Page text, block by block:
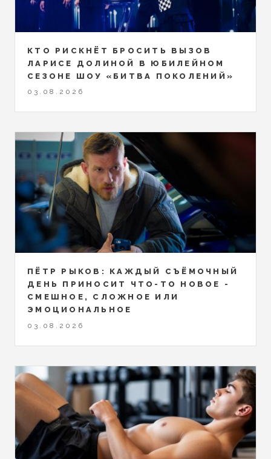
КТО РИСКНЁТ БРОСИТЬ ВЫЗОВ
ЛАРИСЕ ДОЛИНОЙ В ЮБИЛЕЙНОМ
СЕЗОНЕ ШОУ «БИТВА ПОКОЛЕНИЙ»
03.08.2026
ПЁТР РЫКОВ: КАЖДЫЙ СЪЁМОЧНЫЙ
ДЕНЬ ПРИНОСИТ ЧТО-ТО НОВОЕ -
СМЕШНОЕ, СЛОЖНОЕ ИЛИ
ЭМОЦИОНАЛЬНОЕ
03.08.2026